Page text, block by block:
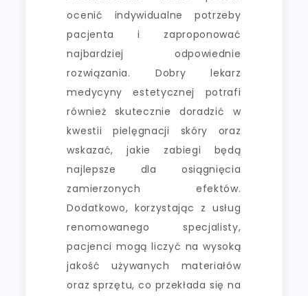
ocenić indywidualne potrzeby
pacjenta i zaproponować
najbardziej odpowiednie
rozwiązania. Dobry lekarz
medycyny estetycznej potrafi
również skutecznie doradzić w
kwestii pielęgnacji skóry oraz
wskazać, jakie zabiegi będą
najlepsze dla osiągnięcia
zamierzonych efektów.
Dodatkowo, korzystając z usług
renomowanego specjalisty,
pacjenci mogą liczyć na wysoką
jakość używanych materiałów
oraz sprzętu, co przekłada się na